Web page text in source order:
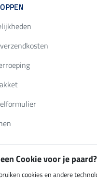
Cookie voor je paard?
cookies en andere